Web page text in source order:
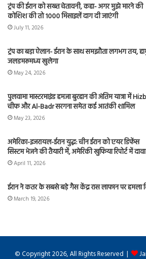
ट्रंप की ईरान को सख्त चेतावनी, कहा- अगर मुझे मारने की
कोशिश की तो 1000 मिसाइलें दाग दी जाएंगी
July 11, 2026
ट्रंप का बड़ा ऐलान- ईरान के साथ समझौता लगभग तय,
जलडमरूमध्य खुलेगा
May 24, 2026
पुलवामा मास्टरमाइंड हमजा बुरहान की अंतिम यात्रा में
चीफ और Al-Badr सरगना समेत कई आतंकी शामिल
May 23, 2026
अमेरिका-इजरायल-ईरान युद्ध: चीन ईरान को एयर डिफेंस
सिस्टम भेजने की तैयारी में, अमेरिकी खुफिया रिपोर्ट में दावा
April 11, 2026
ईरान ने कतर के सबसे बड़े गैस केंद्र रास लाफान पर हमला
March 19, 2026
© Copyright 2026, All Rights Reserved |